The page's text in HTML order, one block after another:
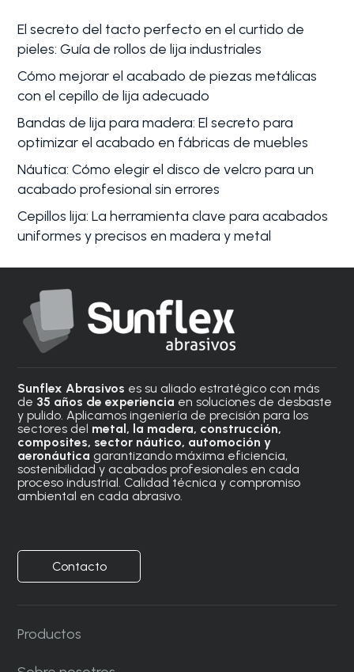
El secreto del tacto perfecto en el curtido de
pieles: Guía de rollos de lija industriales
Cómo mejorar el acabado de piezas metálicas
con el cepillo de lija adecuado
Bandas de lija para madera: El secreto para
optimizar el acabado en fábricas de muebles
Náutica: Cómo elegir el disco de velcro para un
acabado profesional sin errores
Cepillos lija: La herramienta clave para acabados
uniformes y precisos en madera y metal
Sunflex Abrasivos es su aliado estratégico con más
de 35 años de experiencia en soluciones de desbaste
y pulido. Aplicamos ingeniería de precisión para los
sectores del metal, la madera, construcción,
composites, sector náutico, automoción y
aeronáutica garantizando máxima eficiencia,
sostenibilidad y acabados profesionales en cada
proceso industrial. Calidad técnica y compromiso
ambiental en cada abrasivo.
Contacto
Productos